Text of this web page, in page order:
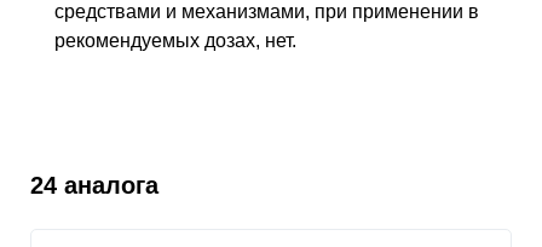
средствами и механизмами, при применении в
рекомендуемых дозах, нет.
24 аналога